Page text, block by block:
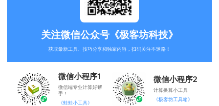
关注微信公众号《极客坊科技》
获取最新工具、技巧分享和独家内容，扫码关注不迷路！
微信小程序1
微信端专业计算好帮
手！
《蛙蛙小工具》
微信小程序2
计算换算小工具
《极客坊工具箱》